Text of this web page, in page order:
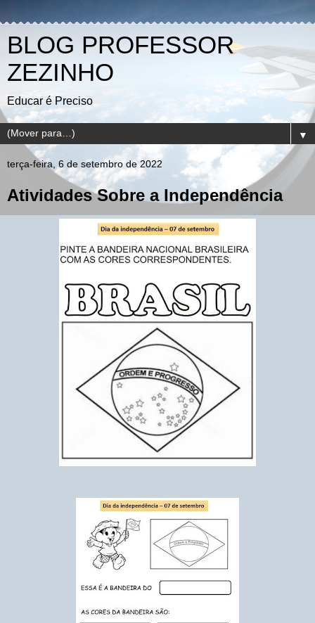
BLOG PROFESSOR
ZEZINHO
Educar é Preciso
▼
terça-feira, 6 de setembro de 2022
Atividades Sobre a Independência